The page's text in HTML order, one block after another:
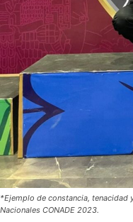
*Ejemplo de constancia, tenacidad
Nacionales CONADE 2023.